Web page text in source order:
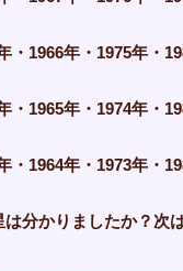
・1966年・1975年・
・1965年・1974年・
・1964年・1973年・
分かりましたか？次